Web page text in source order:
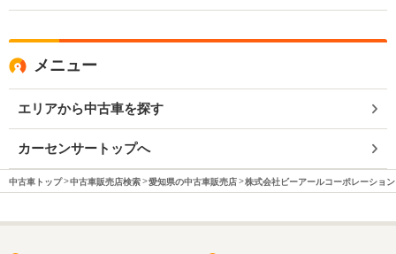
メニュー
エリアから中古車を探す
カーセンサートップへ
中古車トップ 中古車販売店検索 愛知県の中古車販売店 株式会社ビーアールコーポレーショ